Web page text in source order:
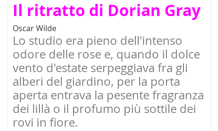
Il ritratto di Dorian Gray
Oscar Wilde
Lo studio era pieno dell'intenso
odore delle rose e, quando il dolce
vento d'estate serpeggiava fra gli
alberi del giardino, per la porta
aperta entrava la pesente fragranza
dei lillà o il profumo più sottile dei
rovi in fiore.